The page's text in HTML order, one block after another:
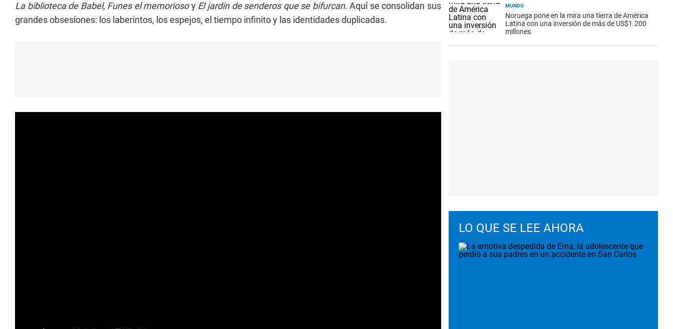
La biblioteca de Babel, Funes el memoriosoy El jardín de senderos que se bifurcan. Aquí se consolidan sus
grandes obsesiones: los laberintos, los espejos, el tiempo infinito y las identidades duplicadas.
MUNDO
Noruega pone en la mira una tierra de América
Latina con una inversión de más de US$1.200
millones
LO QUE SE LEE AHORA